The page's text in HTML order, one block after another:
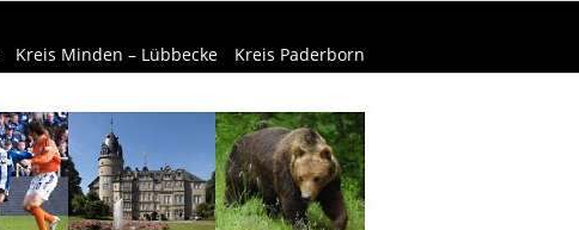
Kreis Minden – Lübbecke Kreis Paderborn